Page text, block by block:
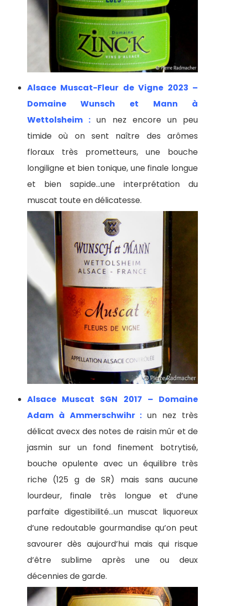
Alsace Muscat-Fleur de Vigne 2023 –
Domaine Wunsch et Mann à
Wettolsheim : un nez encore un peu
timide où on sent naître des arômes
floraux très prometteurs, une bouche
longiligne et bien tonique, une finale longue
et bien sapide…une interprétation du
muscat toute en délicatesse.
Alsace Muscat SGN 2017 – Domaine
Adam à Ammerschwihr : un nez très
délicat avecx des notes de raisin mûr et de
jasmin sur un fond finement botrytisé,
bouche opulente avec un équilibre très
riche (125 g de SR) mais sans aucune
lourdeur, finale très longue et d’une
parfaite digestibilité…un muscat liquoreux
d’une redoutable gourmandise qu’on peut
savourer dès aujourd’hui mais qui risque
d’être sublime après une ou deux
décennies de garde.